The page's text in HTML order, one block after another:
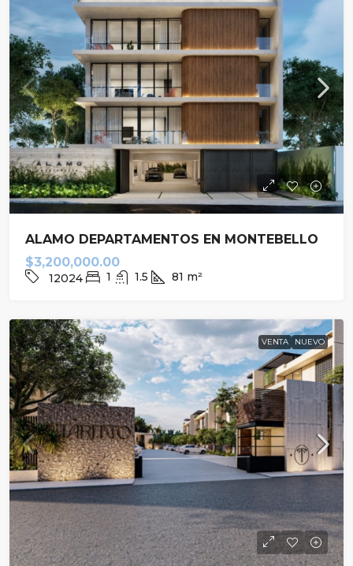
ALAMO DEPARTAMENTOS EN MONTEBELLO
$3,200,000.00
12024 1 1.5 81 m²
VENTA NUEVO